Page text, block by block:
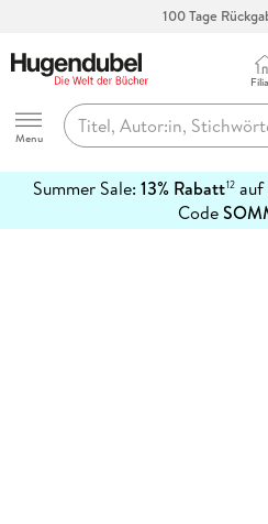
100 Tage
Hugendubel
Menu
Summer Sale: 13% Rabatt12auf
Code
erfahren